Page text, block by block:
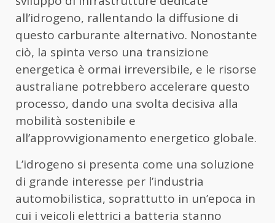
all’idrogeno, rallentando la diffusione di
questo carburante alternativo. Nonostante
ciò, la spinta verso una transizione
energetica è ormai irreversibile, e le risorse
australiane potrebbero accelerare questo
processo, dando una svolta decisiva alla
mobilità sostenibile e
all’approvvigionamento energetico globale.
L’idrogeno si presenta come una soluzione
di grande interesse per l’industria
automobilistica, soprattutto in un’epoca in
cui i veicoli elettrici a batteria stanno